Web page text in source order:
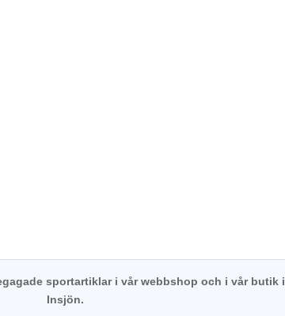
sportartiklar i vår webbshop och i vår butik i
Insjön.